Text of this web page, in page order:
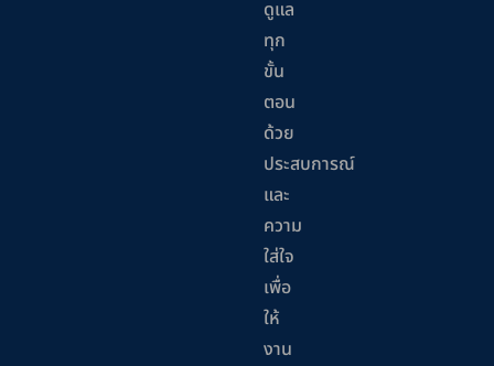
ดูแล
ทุก
ขั้น
ตอน
ด้วย
ประสบการณ์
และ
ความ
ใส่ใจ
เพื่อ
ให้
งาน